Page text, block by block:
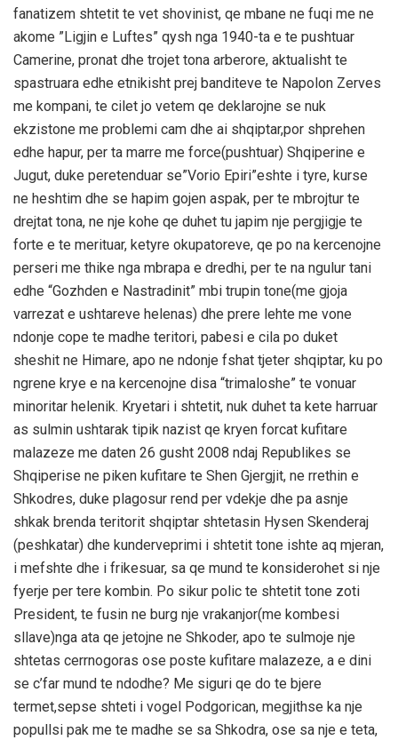
fanatizem shtetit te vet shovinist, qe mbane ne fuqi me ne
akome ”Ligjin e Luftes” qysh nga 1940-ta e te pushtuar
Camerine, pronat dhe trojet tona arberore, aktualisht te
spastruara edhe etnikisht prej banditeve te Napolon Zerves
me kompani, te cilet jo vetem qe deklarojne se nuk
ekzistone me problemi cam dhe ai shqiptar,por shprehen
edhe hapur, per ta marre me force(pushtuar) Shqiperine e
Jugut, duke peretenduar se”Vorio Epiri”eshte i tyre, kurse
ne heshtim dhe se hapim gojen aspak, per te mbrojtur te
drejtat tona, ne nje kohe qe duhet tu japim nje pergjigje te
forte e te merituar, ketyre okupatoreve, qe po na kercenojne
perseri me thike nga mbrapa e dredhi, per te na ngulur tani
edhe “Gozhden e Nastradinit” mbi trupin tone(me gjoja
varrezat e ushtareve helenas) dhe prere lehte me vone
ndonje cope te madhe teritori, pabesi e cila po duket
sheshit ne Himare, apo ne ndonje fshat tjeter shqiptar, ku po
ngrene krye e na kercenojne disa “trimaloshe” te vonuar
minoritar helenik. Kryetari i shtetit, nuk duhet ta kete harruar
as sulmin ushtarak tipik nazist qe kryen forcat kufitare
malazeze me daten 26 gusht 2008 ndaj Republikes se
Shqiperise ne piken kufitare te Shen Gjergjit, ne rrethin e
Shkodres, duke plagosur rend per vdekje dhe pa asnje
shkak brenda teritorit shqiptar shtetasin Hysen Skenderaj
(peshkatar) dhe kunderveprimi i shtetit tone ishte aq mjeran,
i mefshte dhe i frikesuar, sa qe mund te konsiderohet si nje
fyerje per tere kombin. Po sikur polic te shtetit tone zoti
President, te fusin ne burg nje vrakanjor(me kombesi
sllave)nga ata qe jetojne ne Shkoder, apo te sulmoje nje
shtetas cerrnogoras ose poste kufitare malazeze, a e dini
se c’far mund te ndodhe? Me siguri qe do te bjere
termet,sepse shteti i vogel Podgorican, megjithse ka nje
popullsi pak me te madhe se sa Shkodra, ose sa nje e teta,